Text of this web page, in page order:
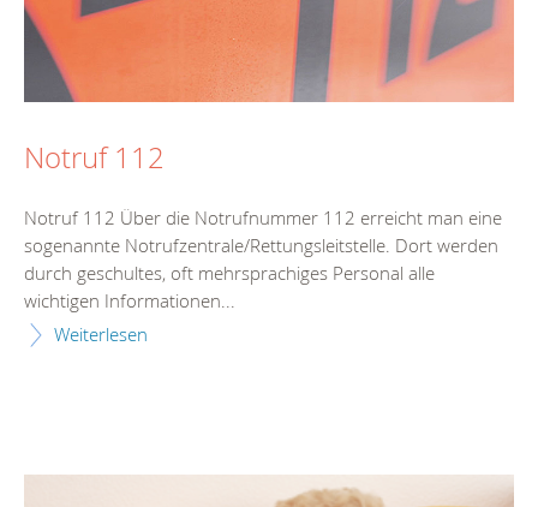
Notruf 112
Notruf 112 Über die Notrufnummer 112 erreicht man eine
sogenannte Notrufzentrale/Rettungsleitstelle. Dort werden
durch geschultes, oft mehrsprachiges Personal alle
wichtigen Informationen...
Weiterlesen